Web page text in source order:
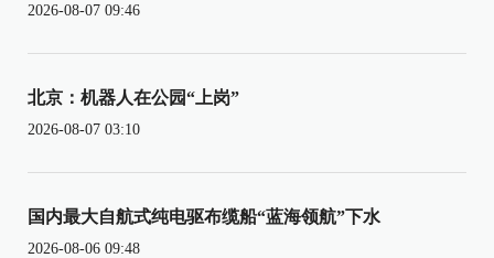
2026-08-07 09:46
北京：机器人在公园“上岗”
2026-08-07 03:10
国内最大自航式纯电驱布缆船“蓝海领航”下水
2026-08-06 09:48